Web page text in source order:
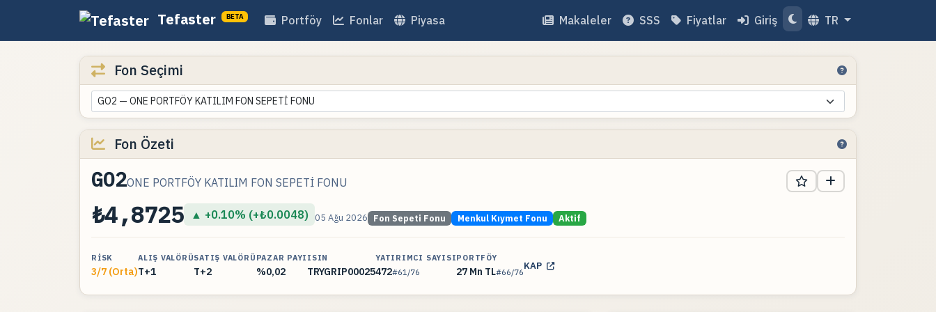
Tefaster BETA Portföy Fonlar Piyasa Makaleler SSS Fiyatlar Giriş TR
Fon Seçimi
GO2 — ONE PORTFÖY KATILIM FON SEPETİ FONU
Fon Özeti
GO2ONE PORTFÖY KATILIM FON SEPETİ FONU
₺4,8725 ▲ +0.10% (+₺0.0048) 05 Ağu 2026 Fon Sepeti Fonu Menkul Kıymet Fonu Aktif
RISK
3/7 (Orta)
ALIŞ VALÖRÜ
T+1
SATIŞ VALÖRÜ
T+2
PAZAR PAYI
%0,02
ISIN
TRYGRIP00025
YATIRIMCI SAYISI
472#61/76
PORTFÖY
27 Mn TL#66/76
KAP